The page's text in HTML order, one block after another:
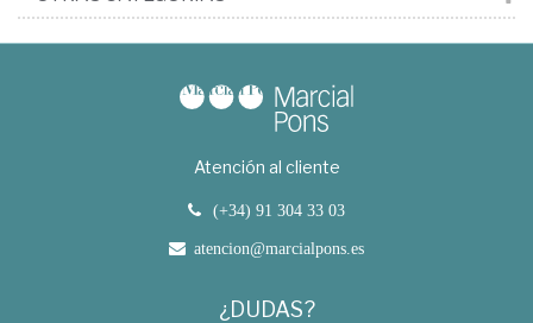
Atención al cliente
(+34) 91 304 33 03
atencion@marcialpons.es
¿DUDAS?